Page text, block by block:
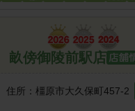
畝傍御陵前駅店
住所： 橿原市大久保町457-2